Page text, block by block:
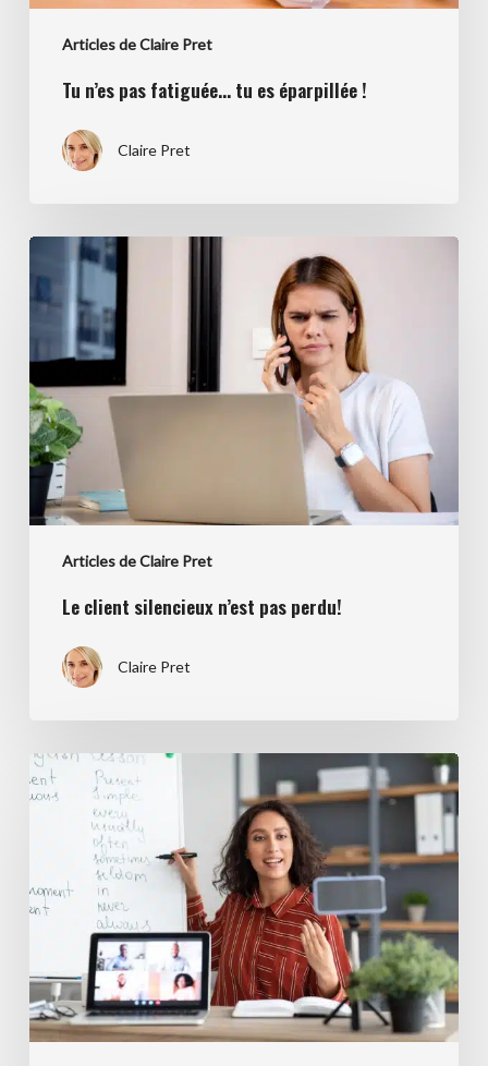
Articles de Claire Pret
Tu n’es pas fatiguée… tu es éparpillée !
Claire Pret
Articles de Claire Pret
client
silencieux
pas
perdu!
Le client silencieux n’est pas perdu!
Claire Pret
Comment
créer
formation
a